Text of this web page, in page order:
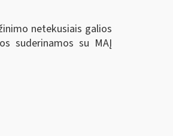
netekusiais galios
suderinamos su MAĮ